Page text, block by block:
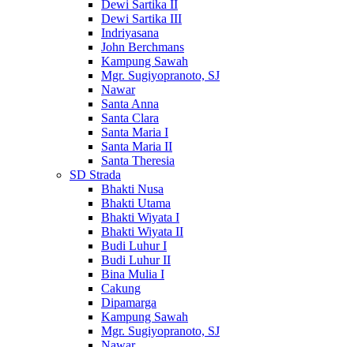
Dewi Sartika II
Dewi Sartika III
Indriyasana
John Berchmans
Kampung Sawah
Mgr. Sugiyopranoto, SJ
Nawar
Santa Anna
Santa Clara
Santa Maria I
Santa Maria II
Santa Theresia
SD Strada
Bhakti Nusa
Bhakti Utama
Bhakti Wiyata I
Bhakti Wiyata II
Budi Luhur I
Budi Luhur II
Bina Mulia I
Cakung
Dipamarga
Kampung Sawah
Mgr. Sugiyopranoto, SJ